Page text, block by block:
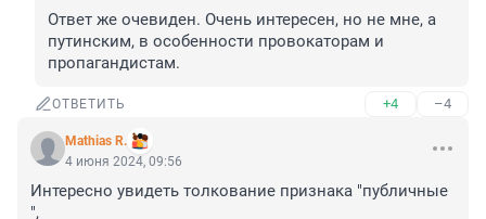
Ответ же очевиден. Очень интересен, но не мне, а
путинским, в особенности провокаторам и
пропагандистам.
ОТВЕТИТЬ +4 –4
Mathias R.
4 июня 2024, 09:56
Интересно увидеть толкование признака "публичные
",